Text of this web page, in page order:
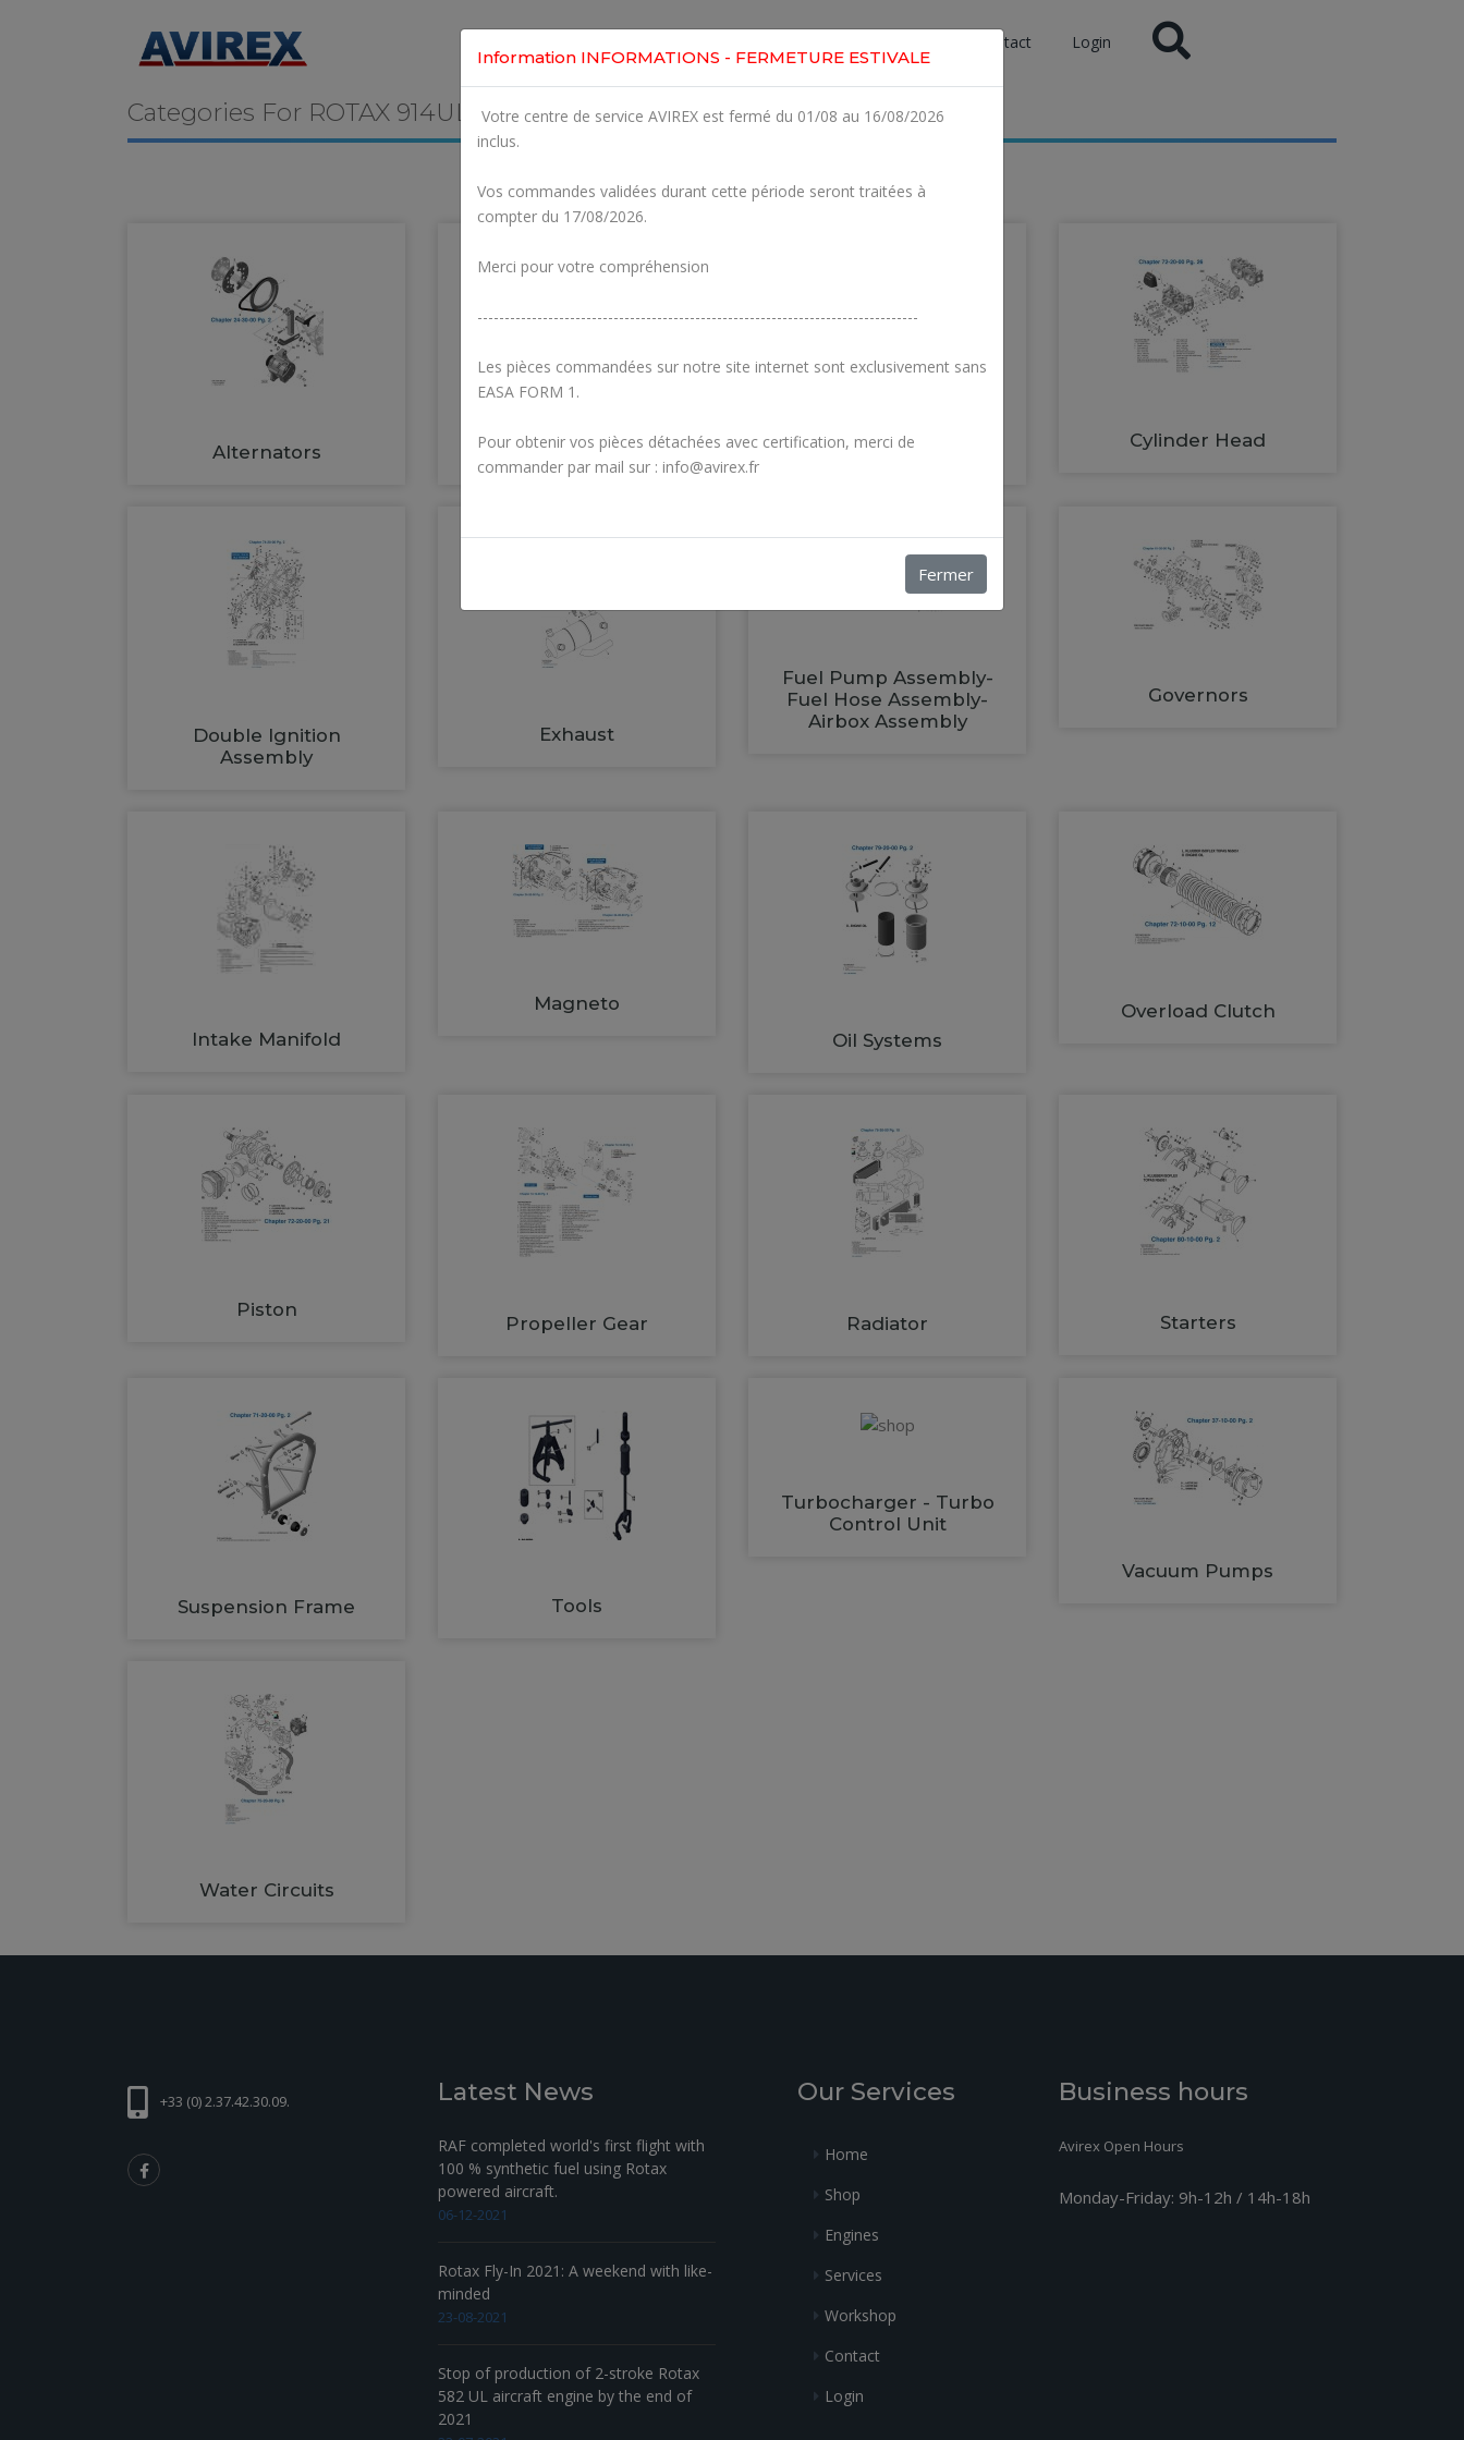
Contact Login
Categories For ROTAX 914UL
Alternators Carburetors Crankcase
Cylinder Head
Double Ignition
Assembly
Exhaust
Fuel Pump Assembly-
Fuel Hose Assembly-
Airbox Assembly
Governors
Intake Manifold
Magneto
Oil Systems
Overload Clutch
Piston
Propeller Gear Radiator Starters
Suspension Frame Tools
Turbocharger - Turbo
Control Unit
Vacuum Pumps
Water Circuits
+33 (0) 2.37.42.30.09. Latest News
RAF completed world's first flight with
100 % synthetic fuel using Rotax
powered aircraft.
06-12-2021
Rotax Fly-In 2021: A weekend with like-
minded
23-08-2021
Stop of production of 2-stroke Rotax
582 UL aircraft engine by the end of
2021
Our Services
Home
Shop
Engines
Services
Workshop
Contact
Login
Business hours
Avirex Open Hours
Monday-Friday: 9h-12h / 14h-18h
Information INFORMATIONS - FERMETURE ESTIVALE
Votre centre de service AVIREX est fermé du 01/08 au 16/08/2026
inclus.
Vos commandes validées durant cette période seront traitées à
compter du 17/08/2026.
Merci pour votre compréhension
---------------------------------------------------------------------------------
Les pièces commandées sur notre site internet sont exclusivement sans
EASA FORM 1.
Pour obtenir vos pièces détachées avec certification, merci de
commander par mail sur : info@avirex.fr
Fermer